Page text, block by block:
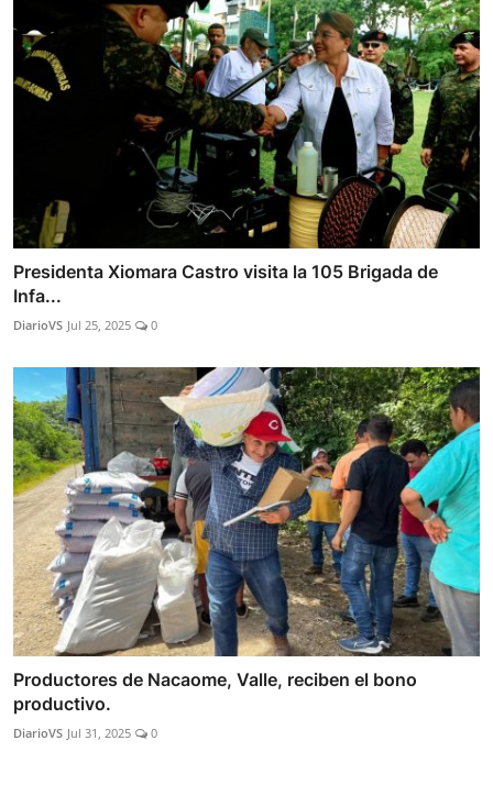
Presidenta Xiomara Castro visita la 105 Brigada de
Infa...
DiarioVS Jul 25, 2025 0
Productores de Nacaome, Valle, reciben el bono
productivo.
DiarioVS Jul 31, 2025 0